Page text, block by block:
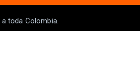
a toda Colombia.